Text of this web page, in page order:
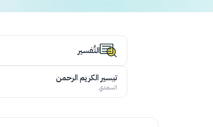
التَّفسير
تيسير الكريم الرحمن
السعدي